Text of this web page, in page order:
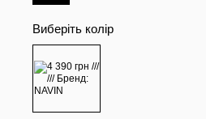
Виберіть колір